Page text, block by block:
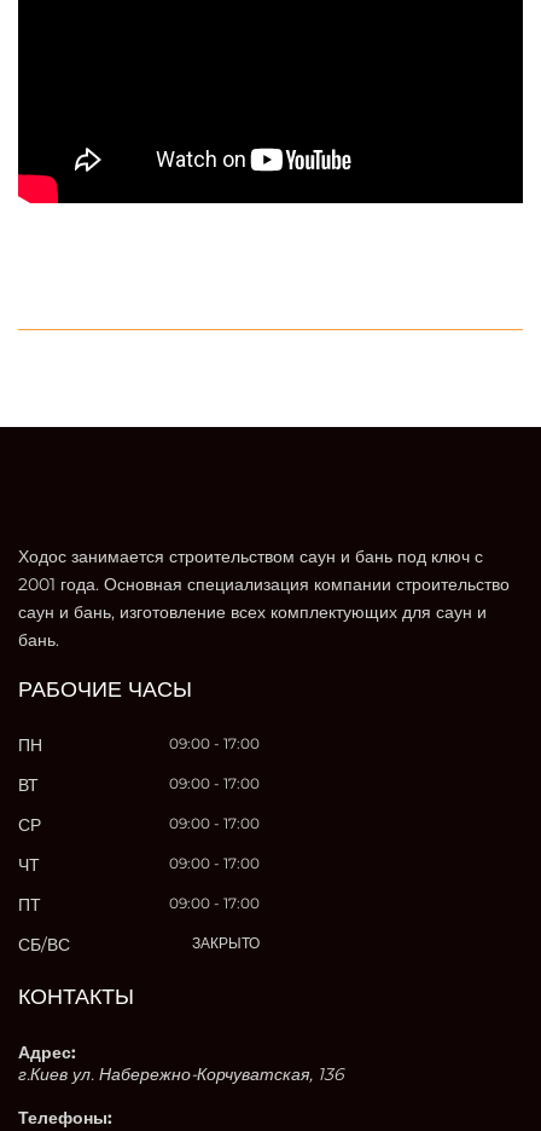
Ходос занимается строительством саун и бань под ключ с
2001 года. Основная специализация компании строительство
саун и бань, изготовление всех комплектующих для саун и
бань.
РАБОЧИЕ ЧАСЫ
ПН 09:00 - 17:00
ВТ 09:00 - 17:00
СР 09:00 - 17:00
ЧТ 09:00 - 17:00
ПТ 09:00 - 17:00
СБ/ВС ЗАКРЫТО
КОНТАКТЫ
Адрес:
г.Киев ул. Набережно-Корчуватская, 136
Телефоны: